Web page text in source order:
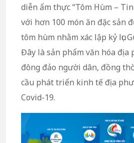
diễn ẩm thực “Tôm Hùm –
với hơn 100 món ăn đặc sản
tôm hùm nhằm xác lập kỷ lục
Đây là sản phẩm văn hóa
đông đảo người dân, đồng
cầu phát triển kinh tế địa
Covid-19.